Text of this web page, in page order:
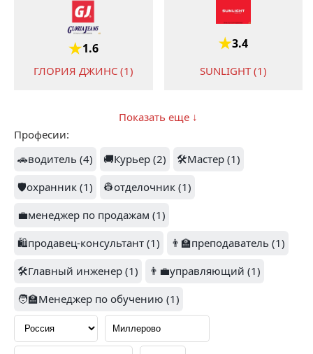
1.6
ГЛОРИЯ ДЖИНС (1)
3.4
SUNLIGHT (1)
КОМУС (1)
1
СКИФ (1)
1
Показать еще ↓
Професии:
🚗водитель (4)
🚚Курьер (2)
🛠️Мастер (1)
🛡️охранник (1)
👷отделочник (1)
💼менеджер по продажам (1)
🛍️продавец-консультант (1)
👨‍🏫преподаватель (1)
🛠️Главный инженер (1)
👨‍💼управляющий (1)
🧑‍🏫Менеджер по обучению (1)